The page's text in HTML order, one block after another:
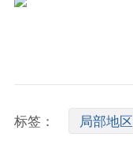
标签： 局部地